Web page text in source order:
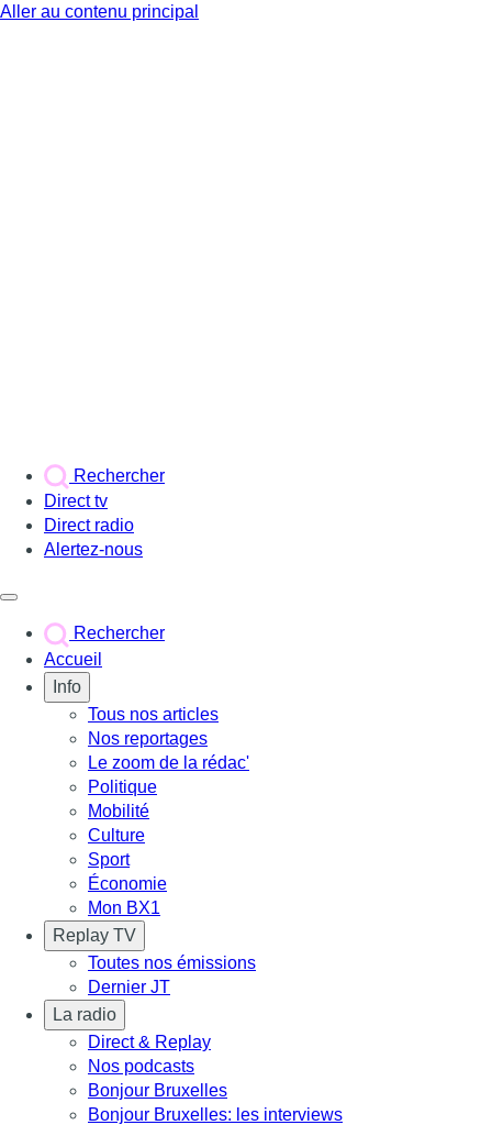
Aller au contenu principal
Rechercher
Direct tv
Direct radio
Alertez-nous
Rechercher
Accueil
Info
Tous nos articles
Nos reportages
Le zoom de la rédac'
Politique
Mobilité
Culture
Sport
Économie
Mon BX1
Replay TV
Toutes nos émissions
Dernier JT
La radio
Direct & Replay
Nos podcasts
Bonjour Bruxelles
Bonjour Bruxelles: les interviews